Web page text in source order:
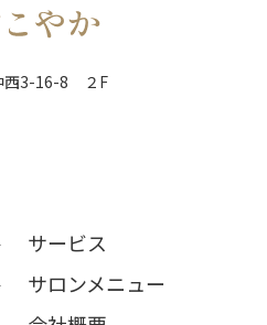
西3-16-8 ２F
サービス
サロンメニュー